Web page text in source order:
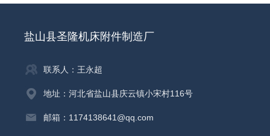
盐山县圣隆机床附件制造厂
联系人：王永超
地址：河北省盐山县庆云镇小宋村116号
邮箱：1174138641@qq.com